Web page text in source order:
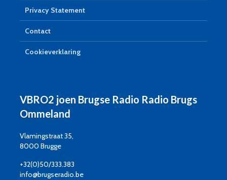
Privacy Statement
Contact
Cookieverklaring
VBRO2 joen Brugse Radio Radio Brugs
Ommeland
Vlamingstraat 35,
8000 Brugge
+32(0)50/333.383
info@brugseradio.be